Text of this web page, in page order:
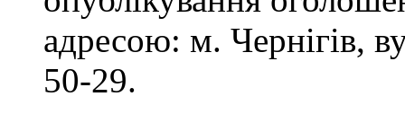
адресою: м. Чернігів,
50-29.